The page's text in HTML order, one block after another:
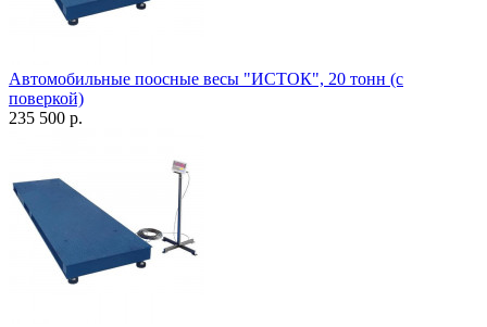
Автомобильные поосные весы "ИСТОК", 20 тонн (с
поверкой)
235 500 р.